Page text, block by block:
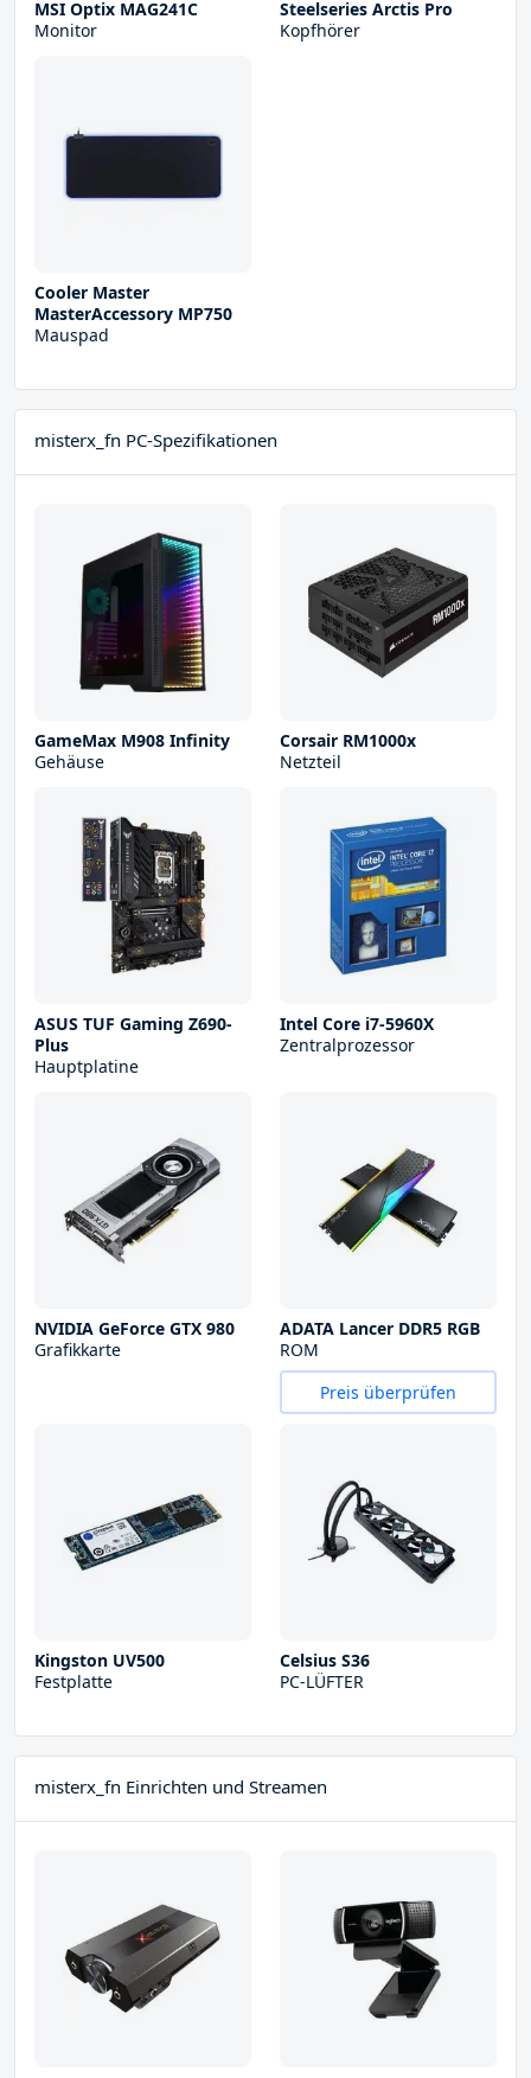
MSI Optix MAG241C
Monitor
Steelseries Arctis Pro
Kopfhörer
Cooler Master
MasterAccessory MP750
Mauspad
misterx_fn PC-Spezifikationen
GameMax M908 Infinity
Gehäuse
Corsair RM1000x
Netzteil
ASUS TUF Gaming Z690-
Plus
Hauptplatine
Intel Core i7-5960X
Zentralprozessor
NVIDIA GeForce GTX 980
Grafikkarte
ADATA Lancer DDR5 RGB
ROM
Preis überprüfen
Kingston UV500
Festplatte
Celsius S36
PC-LÜFTER
misterx_fn Einrichten und Streamen